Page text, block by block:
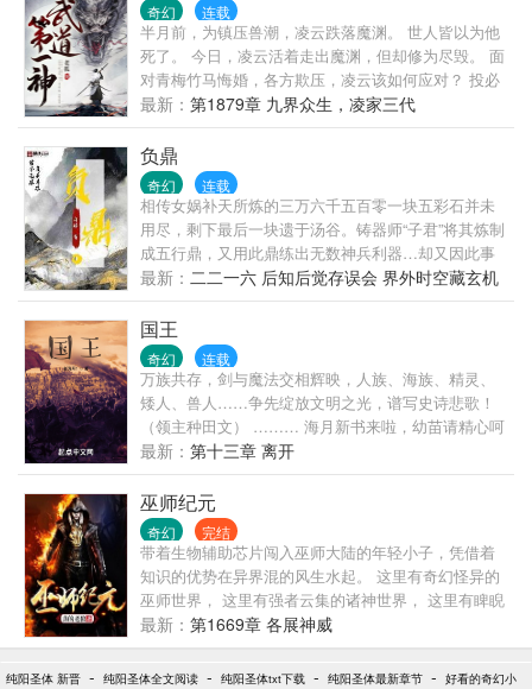
奇幻 连载
半月前，为镇压兽潮，凌云跌落魔渊。 世人皆以为他
死了。 今日，凌云活着走出魔渊，但却修为尽毁。 面
对青梅竹马悔婚，各方欺压，凌云该如何应对？ 投必
读票加更！
最新： 第1879章 九界众生，凌家三代
负鼎
奇幻 连载
相传女娲补天所炼的三万六千五百零一块五彩石并未
用尽，剩下最后一块遗于汤谷。铸器师“子君”将其炼制
成五行鼎，又用此鼎练出无数神兵利器…却又因此事
遭奸人陷害，临死前将五行鼎藏在了世俗之中…掌鼎
者，掌天下寸拳之中。负鼎者，负天下命脉咽喉！我
本无意驭鼎，奈何藏鼎于身，引起天地异动！我本无
意驭鼎，只因藏鼎于身，牵连宗毁人亡！一掌，鼎
现！二掌，鼎出！我已魂消魄散身在异乡，为何这尘
世仍要与我牵扯不清？难道…一切早有预谋？取我性
命埋故事，地府百年愈伤痕。算计年少智谋浅，魂魄
归来胜海深！打住！再编就剧透了…剧情结构严谨，
人物联系意外！没有无缘因果，有坑皆有土埋！以
上。
最新： 二二一六 后知后觉存误会 界外时空藏玄机
国王
奇幻 连载
万族共存，剑与魔法交相辉映，人族、海族、精灵、
矮人、兽人……争先绽放文明之光，谱写史诗悲歌！
（领主种田文） ……… 海月新书来啦，幼苗请精心呵
护！ 书荒的朋友请移步《逐道在诸天》、《神圣罗马
帝国》、《地中海霸主之路》
最新： 第十三章 离开
巫师纪元
奇幻 完结
带着生物辅助芯片闯入巫师大陆的年轻小子，凭借着
知识的优势在异界混的风生水起。 这里有奇幻怪异的
巫师世界， 这里有强者云集的诸神世界， 这里有睥睨
众生的巨龙位面， 这里有轰隆隆的地精大帝国， 当
然，这里更多的则是充满离奇和玄幻的奇异世界……
从此，多元宇宙在这里出现了拐点，一个新的历史在
最新： 第1669章 各展神威
纯阳圣体 新晋 - 纯阳圣体全文阅读 - 纯阳圣体txt下载 - 纯阳圣体最新章节 - 好看的奇幻小